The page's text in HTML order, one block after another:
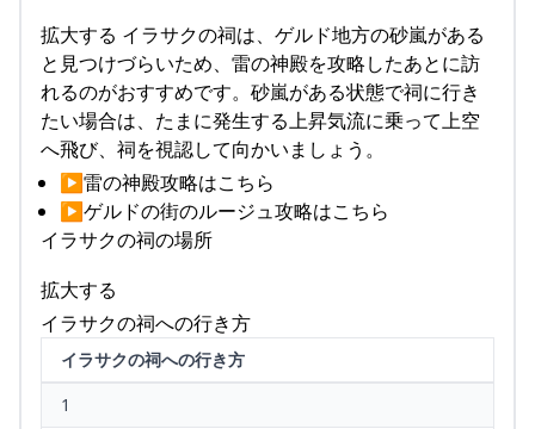
拡大する イラサクの祠は、ゲルド地方の砂嵐がある
と見つけづらいため、雷の神殿を攻略したあとに訪
れるのがおすすめです。砂嵐がある状態で祠に行き
たい場合は、たまに発生する上昇気流に乗って上空
へ飛び、祠を視認して向かいましょう。
▶雷の神殿攻略はこちら
▶ゲルドの街のルージュ攻略はこちら
イラサクの祠の場所
拡大する
イラサクの祠への行き方
イラサクの祠への行き方
1